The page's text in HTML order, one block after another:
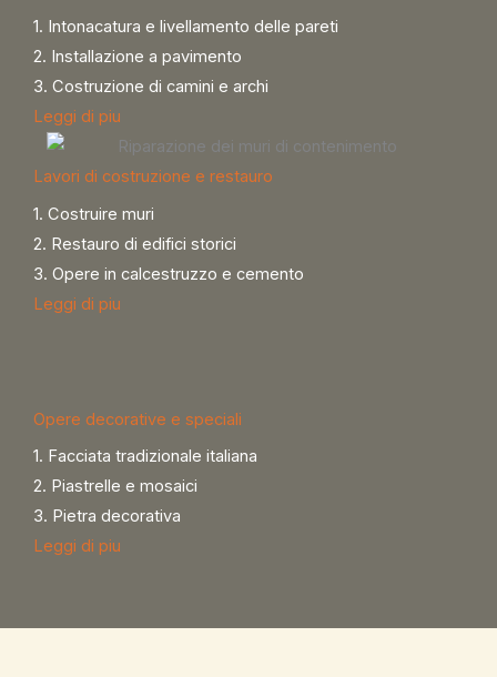
1. Intonacatura e livellamento delle pareti
2. Installazione a pavimento
3. Costruzione di camini e archi
Leggi di piu
Lavori di costruzione e restauro
1. Costruire muri
2. Restauro di edifici storici
3. Opere in calcestruzzo e cemento
Leggi di piu
Opere decorative e speciali
1. Facciata tradizionale italiana
2. Piastrelle e mosaici
3. Pietra decorativa
Leggi di piu